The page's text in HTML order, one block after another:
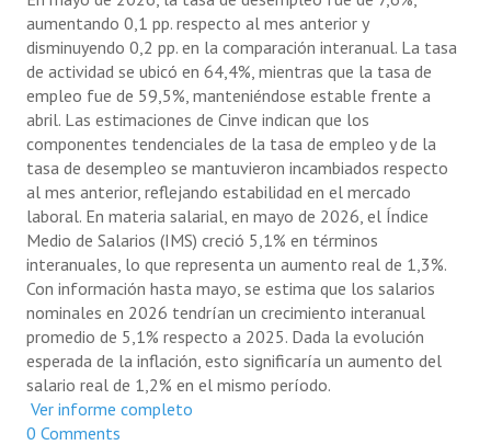
aumentando 0,1 pp. respecto al mes anterior y
disminuyendo 0,2 pp. en la comparación interanual. La tasa
de actividad se ubicó en 64,4%, mientras que la tasa de
empleo fue de 59,5%, manteniéndose estable frente a
abril. Las estimaciones de Cinve indican que los
componentes tendenciales de la tasa de empleo y de la
tasa de desempleo se mantuvieron incambiados respecto
al mes anterior, reflejando estabilidad en el mercado
laboral. En materia salarial, en mayo de 2026, el Índice
Medio de Salarios (IMS) creció 5,1% en términos
interanuales, lo que representa un aumento real de 1,3%.
Con información hasta mayo, se estima que los salarios
nominales en 2026 tendrían un crecimiento interanual
promedio de 5,1% respecto a 2025. Dada la evolución
esperada de la inflación, esto significaría un aumento del
salario real de 1,2% en el mismo período.
Ver informe completo
0 Comments